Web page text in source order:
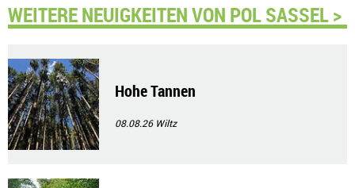
WEITERE NEUIGKEITEN VON POL SASSEL >
Hohe Tannen
08.08.26 Wiltz